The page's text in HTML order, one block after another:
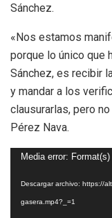
Sánchez.
«Nos estamos
porque lo único que
Sánchez, es recibir
y mandar a los
clausurarlas, pero
Pérez Nava.
Reproductor
Media error:
Descargar archivo: https://
gasera.mp4?_=1